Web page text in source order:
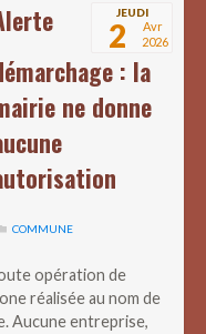
JEUDI
2
Avr
2026
: la
ne donne
COMMUNE
opération de
réalisée au nom de
Aucune entreprise,